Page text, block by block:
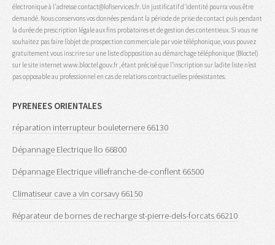
électronique à l'adresse contact@lofiservices.fr. Un justificatif d'identité pourra vous être
demandé. Nous conservons vos données pendant la période de prise de contact puis pendant
la durée de prescription légale aux fins probatoires et de gestion des contentieux. Si vous ne
souhaitez pas faire l’objet de prospection commerciale par voie téléphonique, vous pouvez
gratuitement vous inscrire sur une liste d’opposition au démarchage téléphonique (Bloctel)
sur le site internet www.bloctel.gouv.fr , étant précisé que l’inscription sur ladite liste n’est
pas opposable au professionnel en cas de relations contractuelles préexistantes.
PYRENEES ORIENTALES
réparation interrupteur bouleternere 66130
Dépannage Electrique llo 66800
Dépannage Electrique villefranche-de-conflent 66500
Climatiseur cave a vin corsavy 66150
Réparateur de bornes de recharge st-pierre-dels-forcats 66210